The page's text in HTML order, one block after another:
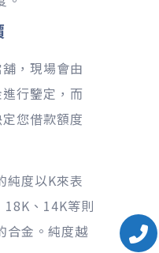
，現場會由
行鑒定，而
您借款額度
純度以K來表
18K、14K等則
合金。純度越